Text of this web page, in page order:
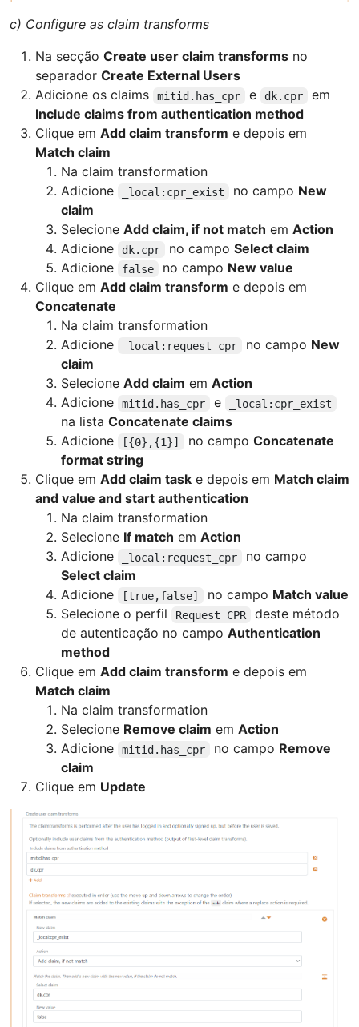
c) Configure as claim transforms
Na secção Create user claim transforms no
separador Create External Users
Adicione os claims
mitid.has_cpr e dk.cpr
em
Include claims from authentication method
Clique em Add claim transform e depois em
Match claim
Na claim transformation
Adicione
_local:cpr_exist no campo New
claim
Selecione Add claim, if not match em Action
Adicione
dk.cpr no campo Select claim
Adicione
false no campo New value
Clique em Add claim transform e depois em
Concatenate
Na claim transformation
Adicione
_local:request_cpr no campo New
claim
Selecione Add claim em Action
Adicione
mitid.has_cpr e _local:cpr_exist
na lista Concatenate claims
Adicione
[{0},{1}] no campo Concatenate
format string
Clique em Add claim task e depois em Match claim
and value and start authentication
Na claim transformation
Selecione If match em Action
Adicione
_local:request_cpr
no campo
Select claim
Adicione
[true,false] no campo Match value
Selecione o perfil
Request CPR
deste método
de autenticação no campo Authentication
method
Clique em Add claim transform e depois em
Match claim
Na claim transformation
Selecione Remove claim em Action
Adicione
mitid.has_cpr no campo Remove
claim
Clique em Update